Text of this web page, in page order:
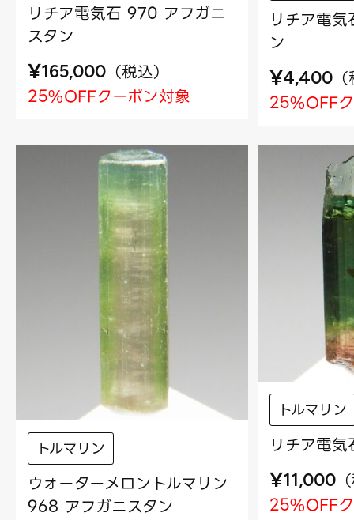
リチア電気石 970 アフガニ
スタン
¥165,000 （税込）
25%OFFクーポン対象
リチア電
ン
¥4,400 （
25%OFF
トルマリン
ウォーターメロントルマリン
968 アフガニスタン
トルマリン
リチア電
¥11,000 （
25%OFF